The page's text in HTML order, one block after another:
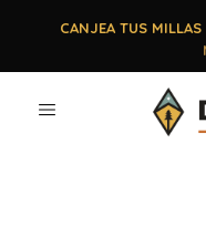
CANJEA TUS MILLAS